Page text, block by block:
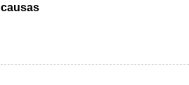
causas